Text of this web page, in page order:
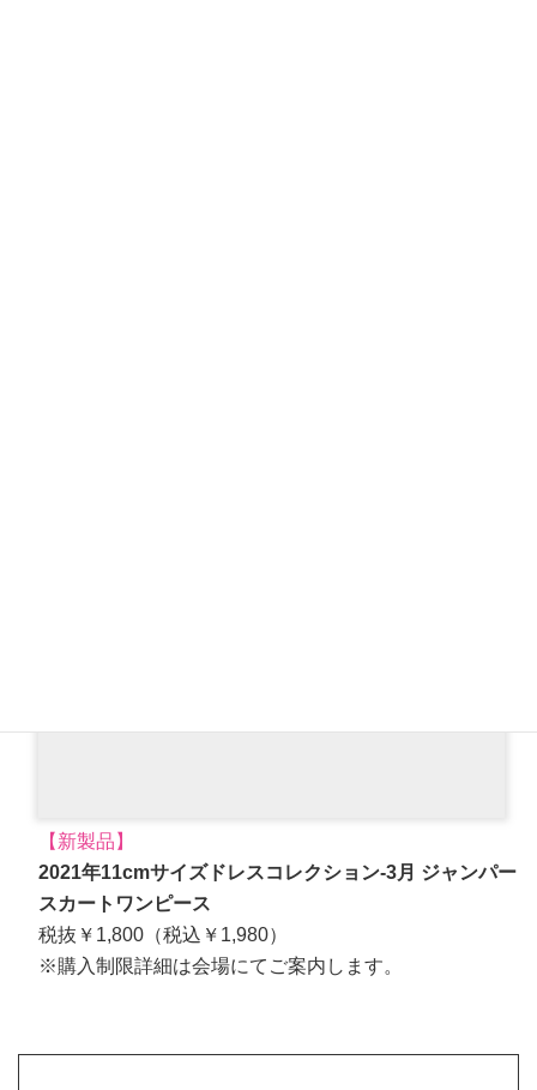
【新製品】
2021年11cmサイズドレスコレクション-3⽉ ジャンパー
スカートワンピース
税抜￥1,800（税込￥1,980）
※購入制限詳細は会場にてご案内します。